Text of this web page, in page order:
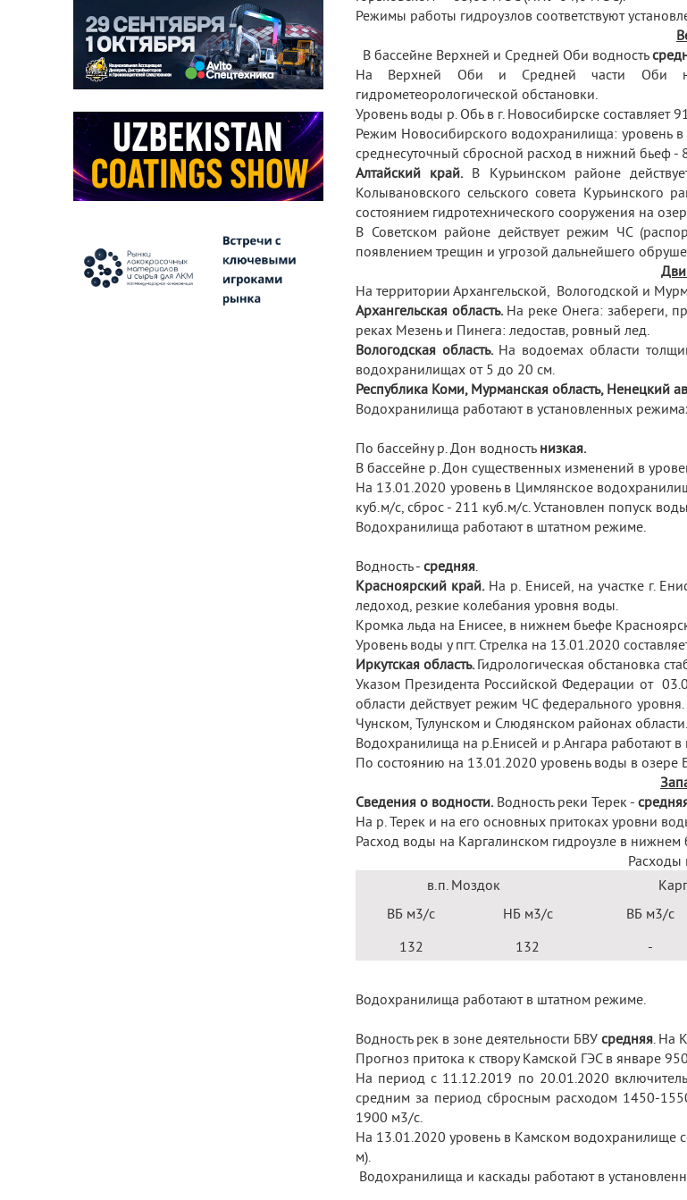
Режимы работы гидроузлов соответствуют
В бассейне Верхней и Средней Оби водность
На Верхней Оби и Средней части Оби
гидрометеорологической обстановки.
Уровень воды р. Обь в г. Новосибирске составляет
Режим Новосибирского водохранилища: уровень
среднесуточный сбросной расход в нижний бьеф -
Алтайский край.В Курьинском районе
Колывановского сельского совета
состоянием гидротехнического сооружения на
В Советском районе действует режим ЧС
появлением трещин и угрозой дальнейшего
На территории Архангельской, Вологодской и
Архангельская область. На реке Онега: забереги,
реках Мезень и Пинега: ледостав, ровный лед.
Вологодская область. На водоемах области
водохранилищах от 5 до 20 см.
Республика Коми, Мурманская область, Ненецкий
Водохранилища работают в установленных
По бассейну р. Дон водность низкая.
В бассейне р. Дон существенных изменений в
На 13.01.2020 уровень в Цимлянское
куб.м/с, сброс - 211 куб.м/с. Установлен попуск
Водохранилища работают в штатном режиме.
Водность - средняя.
Красноярский край.На р. Енисей, на участке г.
ледоход, резкие колебания уровня воды.
Кромка льда на Енисее, в нижнем бьефе
Уровень воды у пгт. Стрелка на 13.01.2020
Иркутская область.Гидрологическая обстановка
Указом Президента Российской Федерации от
области действует режим ЧС федерального
Чунском, Тулунском и Слюдянском районах области.
Водохранилища на р.Енисей и р.Ангара работают
По состоянию на 13.01.2020 уровень воды в озере
Сведения о водности.Водность реки Терек -
На р. Терек и на его основных притоках уровни
Расход воды на Каргалинском гидроузле в нижнем
в.п. Моздок
ВБ м3/с НБ м3/с ВБ м3/с
132
132 -
Водохранилища работают в штатном режиме.
Водность рек в зоне деятельности БВУ средняя. На
Прогноз притока к створу Камской ГЭС в январе
На период с 11.12.2019 по 20.01.2020
средним за период сбросным расходом 1450-
1900 м3/с.
На 13.01.2020 уровень в Камском водохранилище
м).
Водохранилища и каскады работают в